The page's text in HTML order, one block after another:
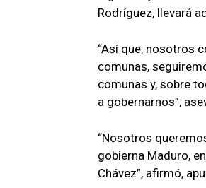
Rodríguez, llevará
“Así que, nosotros
comunas,
comunas y, sobre
a gobernarnos”,
“Nosotros
gobierna Maduro,
Chávez”, afirmó,